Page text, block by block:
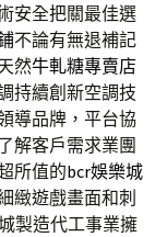
安全把關最佳選
不論有無退補記
然牛軋糖專賣店
持續創新空調技
導品牌，平台協
解客戶需求業團
所值的bcr娛樂城
緻遊戲畫面和刺
製造代工事業擁